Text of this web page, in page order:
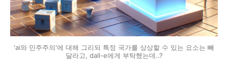
'ai와 민주주의'에 대해 그리되 특정 국가를 상상할 수 있는 요소는 빼
달라고, dall-e에게 부탁했는데..?